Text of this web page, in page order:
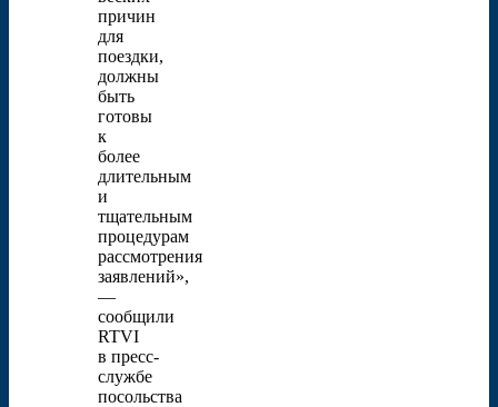
причин
для
поездки,
должны
быть
готовы
к
более
длительным
и
тщательным
процедурам
рассмотрения
заявлений»,
—
сообщили
RTVI
в пресс-
службе
посольства